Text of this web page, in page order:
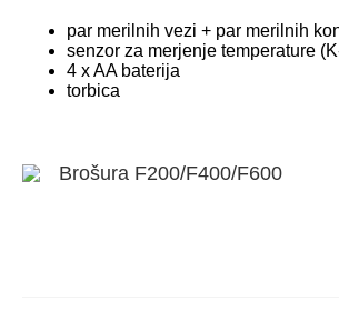
par merilnih vezi + par merilnih
senzor za merjenje temperature
4 x AA baterija
torbica
Brošura F200/F400/F600